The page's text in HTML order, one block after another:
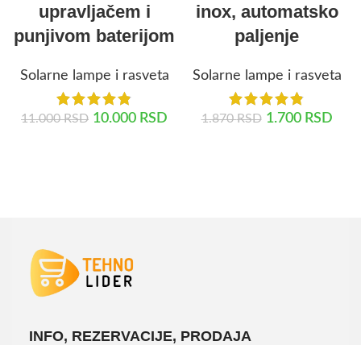
upravljačem i
punjivom baterijom
Solarne lampe i rasveta
11.000RSD 10.000 RSD
inox, automatsko
paljenje
Solarne lampe i rasveta
1.870RSD 1.700 RSD
INFO, REZERVACIJE, PRODAJA